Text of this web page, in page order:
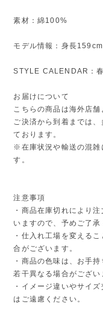
素材：綿100%
モデル情報：身長
STYLE CALENDAR：
お届けについて
こちらの商品は海外店舗
ご決済から到着までは
ております。
※在庫状況や輸送の混雑
す。
注意事項
・商品在庫切れにより
いますので、予めご了承
・仕入れ工場を変える
合がございます。
・商品の色味は、お手
若干異なる場合がござい
・イメージ違いやサイ
はご遠慮ください。